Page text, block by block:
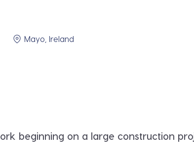
Mayo, Ireland
beginning on a large construction